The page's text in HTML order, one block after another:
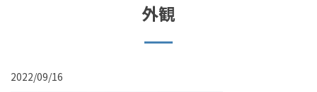
外観
2022/09/16